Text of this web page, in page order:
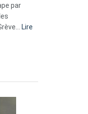
par
Lire